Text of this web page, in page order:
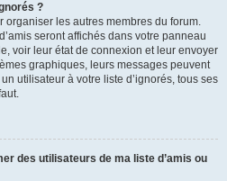
?
organiser les autres membres du forum.
seront affichés dans votre panneau
voir leur état de connexion et leur envoyer
graphiques, leurs messages peuvent
utilisateur à votre liste d’ignorés, tous ses
des utilisateurs de ma liste d’amis ou